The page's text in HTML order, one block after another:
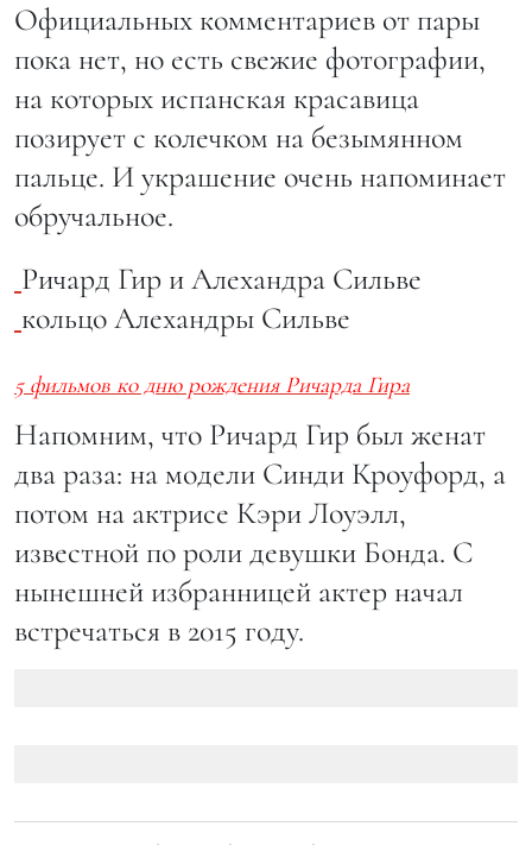
Официальных комментариев от пары
пока нет, но есть свежие фотографии,
на которых испанская красавица
позирует с колечком на безымянном
пальце. И украшение очень напоминает
обручальное.
Ричард Гир и Алехандра Сильве
кольцо Алехандры Сильве
5 фильмов ко дню рождения Ричарда Гира
Напомним, что Ричард Гир был женат
два раза: на модели Синди Кроуфорд, а
потом на актрисе Кэри Лоуэлл,
известной по роли девушки Бонда. С
нынешней избранницей актер начал
встречаться в 2015 году.